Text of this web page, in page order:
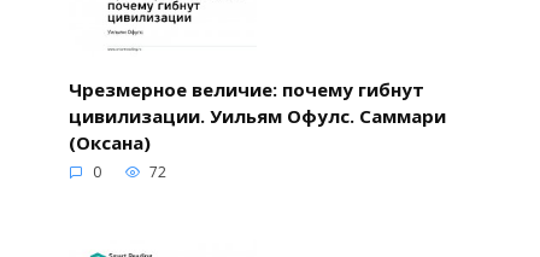
Чрезмерное величие: почему гибнут
цивилизации. Уильям Офулс. Саммари
(Оксана)
0 72